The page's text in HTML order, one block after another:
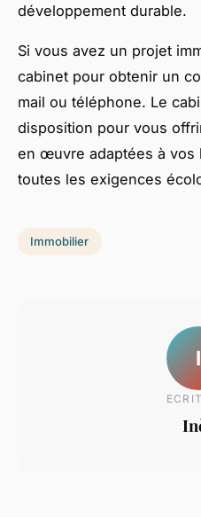
développement durable.
Si vous avez un projet
cabinet pour obtenir un
mail ou téléphone. Le
disposition pour vous
en œuvre adaptées à vos
toutes les exigences
Immobilier
I